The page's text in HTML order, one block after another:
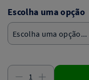
Escolha uma opção